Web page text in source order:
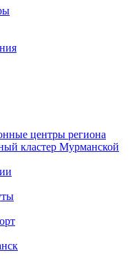
центры региона
кластер Мурманской